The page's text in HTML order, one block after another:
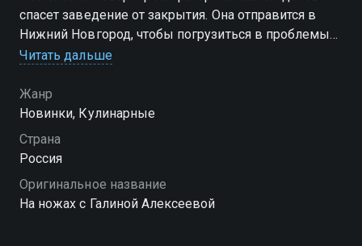
спасет заведение от закрытия. Она отправится в
Нижний Новгород, чтобы погрузиться в проблемы
ресторана, оценить масштаб не выстроенных
опытом.
Читать дальше
Жанр
Новинки, Кулинарные
Страна
Россия
Оригинальное название
На ножах с Галиной Алексеевой